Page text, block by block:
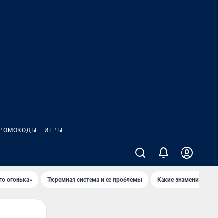
ИГРЫ
огонька» Тюремная система и ее проблемы Какие знаменитости